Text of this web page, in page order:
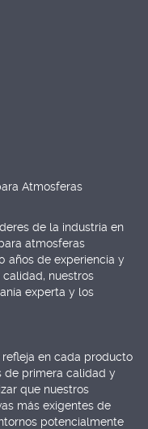
Atmosferas
de la industria en
atmosferas
años de experiencia y
nuestros
experta y los
en cada producto
de primera calidad y
que nuestros
más exigentes de
potencialmente